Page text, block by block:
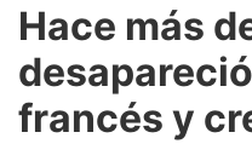
Hace más
francés y